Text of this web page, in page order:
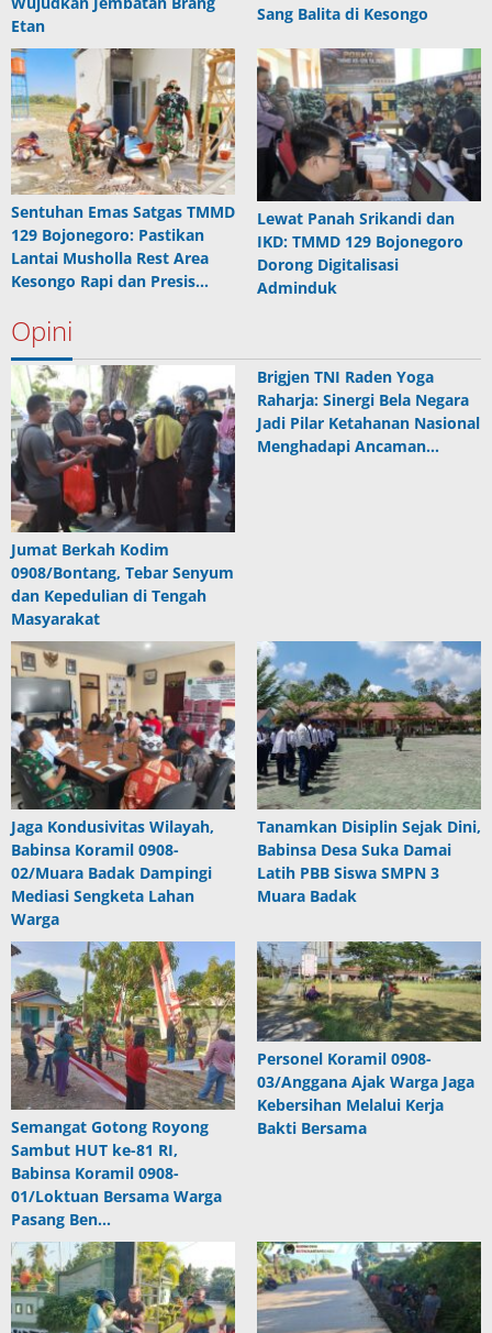
Etan
Sang Balita di Kesongo
Sentuhan Emas Satgas TMMD
129 Bojonegoro: Pastikan
Lantai Musholla Rest Area
Kesongo Rapi dan Presis…
Lewat Panah Srikandi dan
IKD: TMMD 129 Bojonegoro
Dorong Digitalisasi
Adminduk
Opini
Jumat Berkah Kodim
0908/Bontang, Tebar Senyum
dan Kepedulian di Tengah
Masyarakat
Brigjen TNI Raden Yoga
Raharja: Sinergi Bela Negara
Jadi Pilar Ketahanan Nasional
Menghadapi Ancaman…
Jaga Kondusivitas Wilayah,
Babinsa Koramil 0908-
02/Muara Badak Dampingi
Mediasi Sengketa Lahan
Warga
Tanamkan Disiplin Sejak Dini,
Babinsa Desa Suka Damai
Latih PBB Siswa SMPN 3
Muara Badak
Semangat Gotong Royong
Sambut HUT ke-81 RI,
Babinsa Koramil 0908-
01/Loktuan Bersama Warga
Pasang Ben…
Personel Koramil 0908-
03/Anggana Ajak Warga Jaga
Kebersihan Melalui Kerja
Bakti Bersama